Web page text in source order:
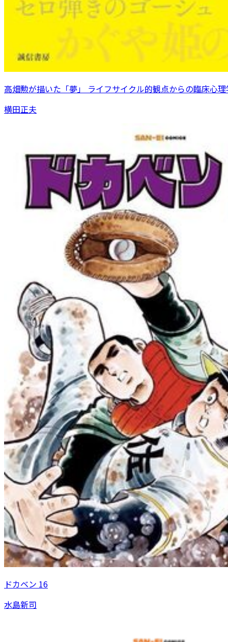
高畑勲が描いた「夢」 ライフサイクル的観点からの臨床心
横田正夫
ドカベン 16
水島新司